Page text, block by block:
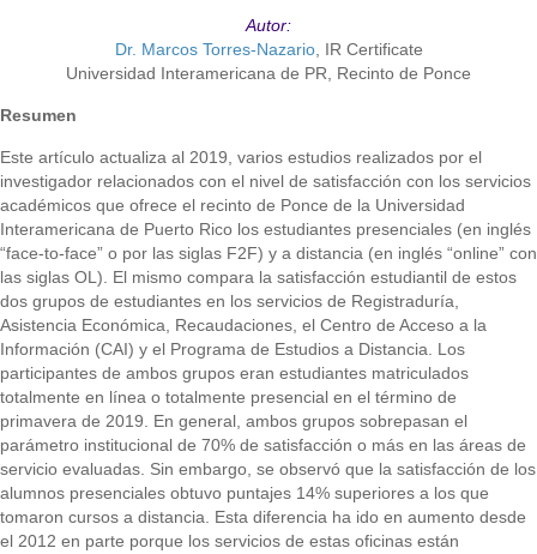
Autor:
Dr. Marcos Torres-Nazario, IR Certificate
Universidad Interamericana de PR, Recinto de Ponce
Resumen
Este artículo actualiza al 2019, varios estudios realizados por el
investigador relacionados con el nivel de satisfacción con los servicios
académicos que ofrece el recinto de Ponce de la Universidad
Interamericana de Puerto Rico los estudiantes presenciales (en inglés
“face-to-face” o por las siglas F2F) y a distancia (en inglés “online” con
las siglas OL). El mismo compara la satisfacción estudiantil de estos
dos grupos de estudiantes en los servicios de Registraduría,
Asistencia Económica, Recaudaciones, el Centro de Acceso a la
Información (CAI) y el Programa de Estudios a Distancia. Los
participantes de ambos grupos eran estudiantes matriculados
totalmente en línea o totalmente presencial en el término de
primavera de 2019. En general, ambos grupos sobrepasan el
parámetro institucional de 70% de satisfacción o más en las áreas de
servicio evaluadas. Sin embargo, se observó que la satisfacción de los
alumnos presenciales obtuvo puntajes 14% superiores a los que
tomaron cursos a distancia. Esta diferencia ha ido en aumento desde
el 2012 en parte porque los servicios de estas oficinas están